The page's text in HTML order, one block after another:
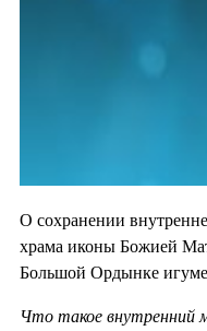
О сохранении
храма иконы Божией
Большой Ордынке
Что такое внутренний